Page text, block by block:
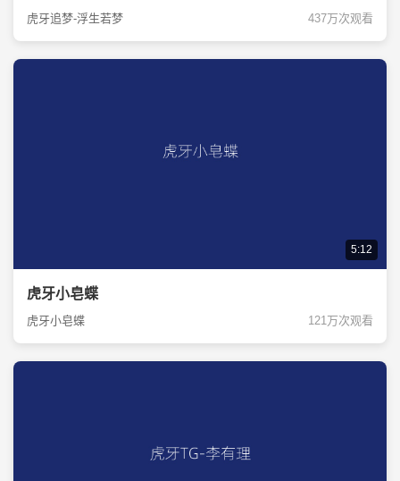
虎牙追梦-浮生若梦 437万次观看
5:12
虎牙小皂蝶
虎牙小皂蝶 121万次观看